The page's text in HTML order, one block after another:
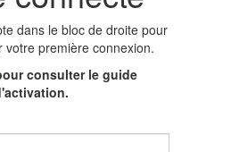
dans le bloc de droite pour
votre première connexion.
consulter le guide